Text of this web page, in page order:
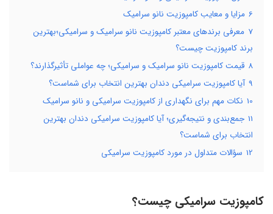
6 مزایا و معایب کامپوزیت نانو سرامیک
7 معرفی برندهای معتبر کامپوزیت نانو سرامیک و سرامیکی؛بهترین
برند کامپوزیت چیست؟
8 قیمت کامپوزیت نانو سرامیک و سرامیکی؛ چه عواملی تأثیرگذارند؟
9 آیا کامپوزیت سرامیکی دندان بهترین انتخاب برای شماست؟
10 نکات مهم برای نگهداری از کامپوزیت سرامیکی و نانو سرامیک
11 جمع‌بندی و نتیجه‌گیری؛ آیا کامپوزیت سرامیکی دندان بهترین
انتخاب برای شماست؟
12 سؤالات متداول در مورد کامپوزیت سرامیکی
کامپوزیت سرامیکی چیست؟